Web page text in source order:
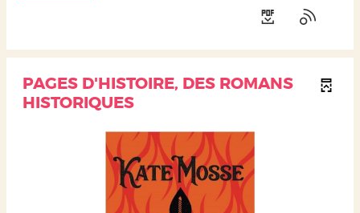
PAGES D'HISTOIRE, DES ROMANS
HISTORIQUES